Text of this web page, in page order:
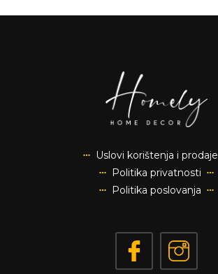
Uslovi korištenja i prodaje
Politika privatnosti
Politika poslovanja